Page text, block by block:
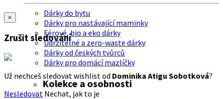
Dárky do bytu
Dárky pro nastávající maminky
Férové, bio a eko dárky
Udržitelné a zero-waste dárky
Dárky od českých tvůrců
Dárky pro domácí mazlíčky
Kolekce a osobnosti
×
Zrušit sledování
Už nechceš sledovat wishlist od Dominika Atigu Sobotková?
Nesledovat Nechat, jak to je